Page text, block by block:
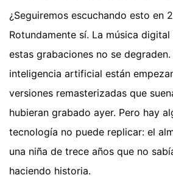
¿Seguiremos escuchando esto en
Rotundamente sí. La música
estas grabaciones no se
inteligencia artificial están
versiones remasterizadas que
hubieran grabado ayer. Pero hay
tecnología no puede replicar: el
una niña de trece años que no
haciendo historia.